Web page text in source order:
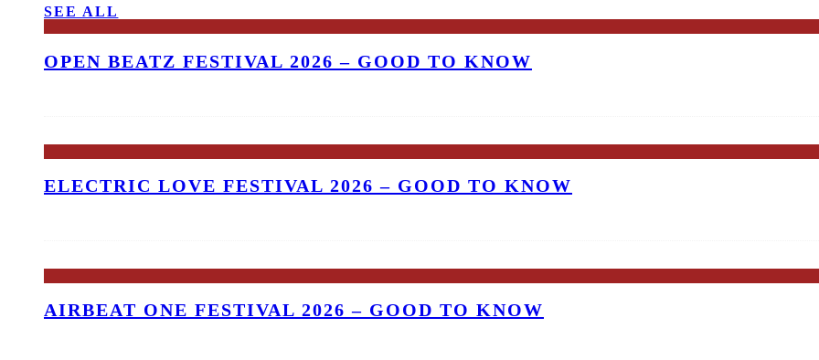
SEE ALL
OPEN BEATZ FESTIVAL 2026 – GOOD TO KNOW
ELECTRIC LOVE FESTIVAL 2026 – GOOD TO KNOW
AIRBEAT ONE FESTIVAL 2026 – GOOD TO KNOW